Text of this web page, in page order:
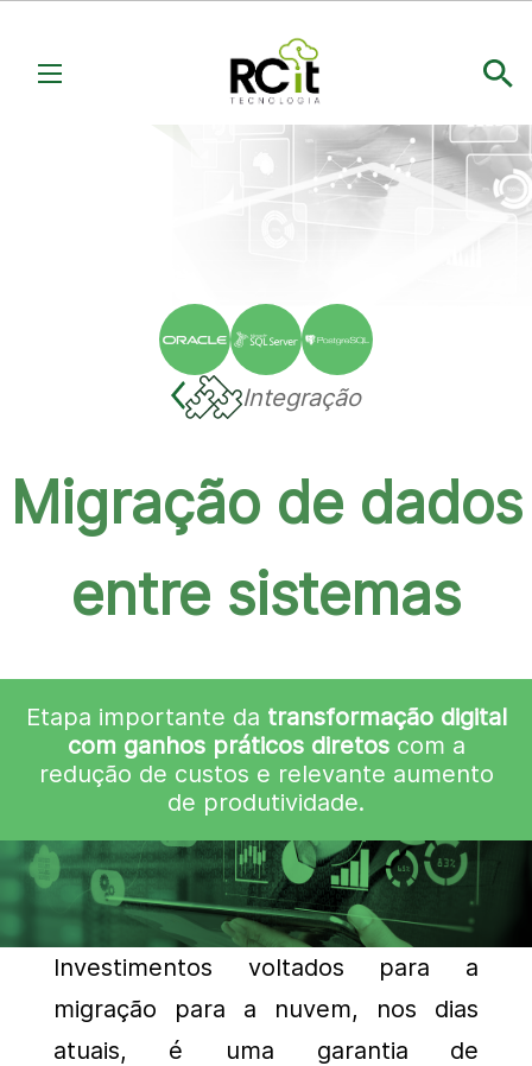
Integração
Migração de dados
entre sistemas
Etapa importante da transformação digital
com ganhos práticos diretoscom a
redução de custos e relevante aumento
de produtividade.
Investimentos voltados para a
migração para a nuvem, nos dias
atuais, é uma garantia de